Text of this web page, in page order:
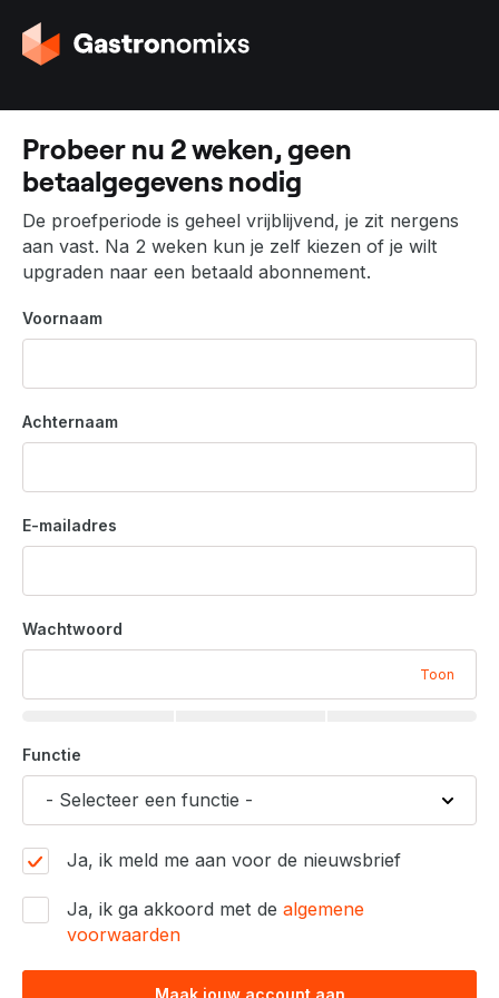
G
a
a
a
r
d
e
h
o
e
p
g
i
n
Probeer nu 2 weken, geen
betaalgegevens nodig
De proefperiode is geheel vrijblijvend, je zit nergens
aan vast. Na 2 weken kun je zelf kiezen of je wilt
upgraden naar een betaald abonnement.
Voornaam
Achternaam
E-mailadres
Wachtwoord
Toon
Functie
Ja, ik meld me aan voor de nieuwsbrief
Ja, ik ga akkoord met de algemene
voorwaarden
Maak jouw account aan